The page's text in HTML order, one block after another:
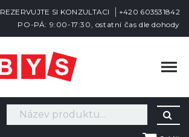
REZERVUJTE SI KONZULTACI
+420 603531842
PO-PÁ: 9:00-17:30, ostatní čas dle dohody